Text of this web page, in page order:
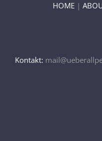
HOME|
Kontakt: